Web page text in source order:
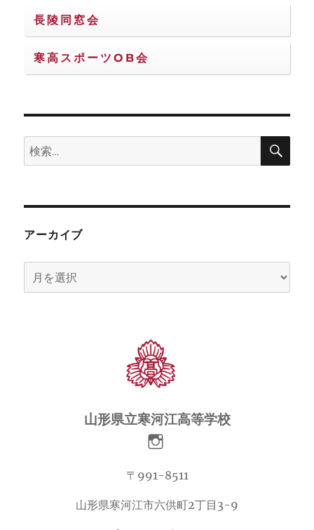
長陵同窓会
寒高スポーツOB会
検
索:
検
アーカイブ
ー
山形県立寒河江高等学校
〒991-8511
山形県寒河江市六供町2丁目3-9